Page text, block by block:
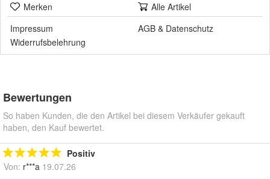
Merken
Alle Artikel
Impressum
AGB & Datenschutz
Widerrufsbelehrung
Bewertungen
So haben Kunden, die den Artikel bei diesem Verkäufer gekauft
haben, den Kauf bewertet.
Positiv
Von: r***a 19.07.26